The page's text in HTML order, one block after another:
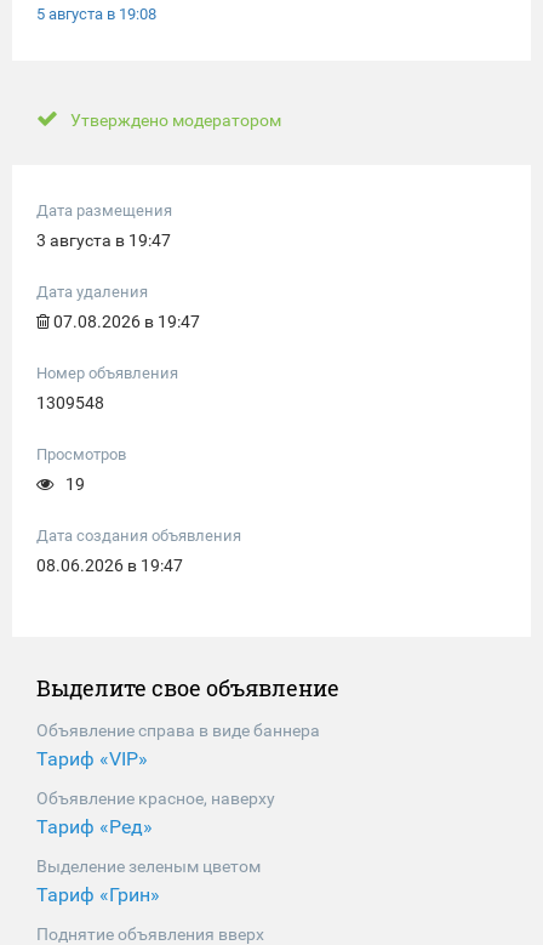
5 августа в 19:08
Утверждено модератором
Дата размещения
3 августа в 19:47
Дата удаления
07.08.2026 в 19:47
Номер объявления
1309548
Просмотров
19
Дата создания объявления
08.06.2026 в 19:47
Выделите свое объявление
Объявление справа в виде баннера
Тариф «VIP»
Объявление красное, наверху
Тариф «Ред»
Выделение зеленым цветом
Тариф «Грин»
Поднятие объявления вверх